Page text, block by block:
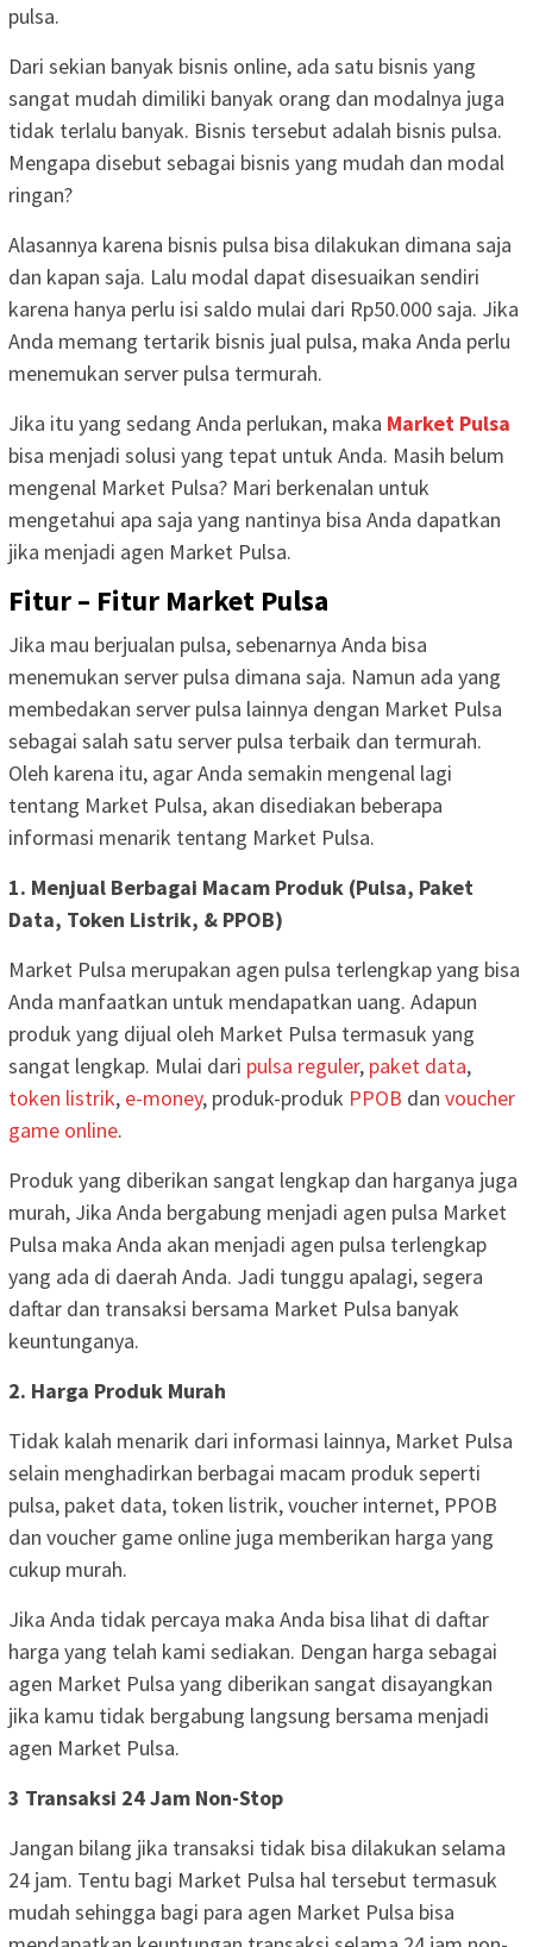
pulsa.
Dari sekian banyak bisnis online, ada satu bisnis yang
sangat mudah dimiliki banyak orang dan modalnya juga
tidak terlalu banyak. Bisnis tersebut adalah bisnis pulsa.
Mengapa disebut sebagai bisnis yang mudah dan modal
ringan?
Alasannya karena bisnis pulsa bisa dilakukan dimana saja
dan kapan saja. Lalu modal dapat disesuaikan sendiri
karena hanya perlu isi saldo mulai dari Rp50.000 saja. Jika
Anda memang tertarik bisnis jual pulsa, maka Anda perlu
menemukan server pulsa termurah.
Jika itu yang sedang Anda perlukan, maka Market Pulsa
bisa menjadi solusi yang tepat untuk Anda. Masih belum
mengenal Market Pulsa? Mari berkenalan untuk
mengetahui apa saja yang nantinya bisa Anda dapatkan
jika menjadi agen Market Pulsa.
Fitur – Fitur Market Pulsa
Jika mau berjualan pulsa, sebenarnya Anda bisa
menemukan server pulsa dimana saja. Namun ada yang
membedakan server pulsa lainnya dengan Market Pulsa
sebagai salah satu server pulsa terbaik dan termurah.
Oleh karena itu, agar Anda semakin mengenal lagi
tentang Market Pulsa, akan disediakan beberapa
informasi menarik tentang Market Pulsa.
1. Menjual Berbagai Macam Produk (Pulsa, Paket
Data, Token Listrik, & PPOB)
Market Pulsa merupakan agen pulsa terlengkap yang bisa
Anda manfaatkan untuk mendapatkan uang. Adapun
produk yang dijual oleh Market Pulsa termasuk yang
sangat lengkap. Mulai dari pulsa reguler, paket data,
token listrik, e-money, produk-produk PPOB dan voucher
game online.
Produk yang diberikan sangat lengkap dan harganya juga
murah, Jika Anda bergabung menjadi agen pulsa Market
Pulsa maka Anda akan menjadi agen pulsa terlengkap
yang ada di daerah Anda. Jadi tunggu apalagi, segera
daftar dan transaksi bersama Market Pulsa banyak
keuntunganya.
2. Harga Produk Murah
Tidak kalah menarik dari informasi lainnya, Market Pulsa
selain menghadirkan berbagai macam produk seperti
pulsa, paket data, token listrik, voucher internet, PPOB
dan voucher game online juga memberikan harga yang
cukup murah.
Jika Anda tidak percaya maka Anda bisa lihat di daftar
harga yang telah kami sediakan. Dengan harga sebagai
agen Market Pulsa yang diberikan sangat disayangkan
jika kamu tidak bergabung langsung bersama menjadi
agen Market Pulsa.
3 Transaksi 24 Jam Non-Stop
Jangan bilang jika transaksi tidak bisa dilakukan selama
24 jam. Tentu bagi Market Pulsa hal tersebut termasuk
mudah sehingga bagi para agen Market Pulsa bisa